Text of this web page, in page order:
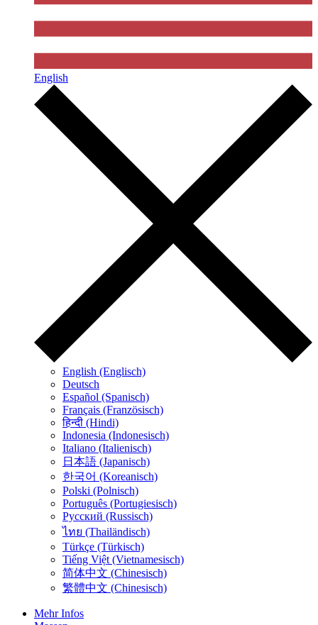
English
English (Englisch)
Deutsch
Español (Spanisch)
Français (Französisch)
हिन्दी (Hindi)
Indonesia (Indonesisch)
Italiano (Italienisch)
日本語 (Japanisch)
한국어 (Koreanisch)
Polski (Polnisch)
Português (Portugiesisch)
Русский (Russisch)
ไทย (Thailändisch)
Türkçe (Türkisch)
Tiếng Việt (Vietnamesisch)
简体中文 (Chinesisch)
繁體中文 (Chinesisch)
Mehr Infos